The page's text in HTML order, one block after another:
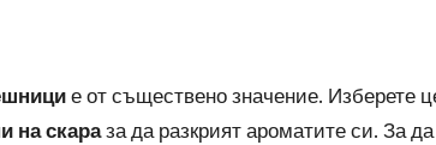
е от съществено значение. Изберете
на скараза да разкрият ароматите си. За